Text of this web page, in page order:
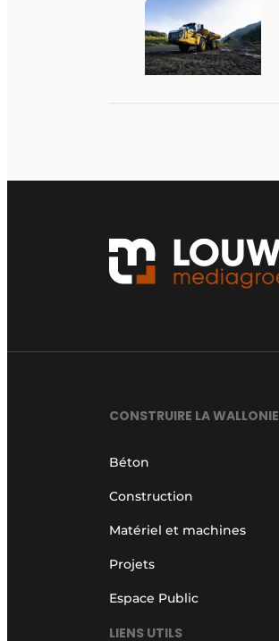
CONSTRUIRE LA WALLONIE
Béton
Construction
Matériel et machines
Projets
Espace Public
LIENS UTILS